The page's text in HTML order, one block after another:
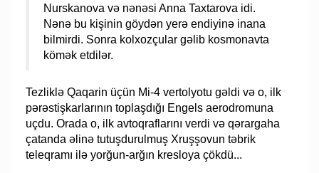
Nurskanova və nənəsi Anna Taxtarova idi.
Nənə bu kişinin göydən yerə endiyinə inana
bilmirdi. Sonra kolxozçular gəlib kosmonavta
kömək etdilər.
Tezliklə Qaqarin üçün Mi-4 vertolyotu gəldi və o, ilk
pərəstişkarlarının toplaşdığı Engels aerodromuna
uçdu. Orada o, ilk avtoqraflarını verdi və qərargaha
çatanda əlinə tutuşdurulmuş Xruşşovun təbrik
teleqramı ilə yorğun-arğın kresloya çökdü...